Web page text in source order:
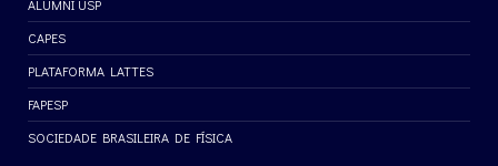
ALUMNI USP
CAPES
PLATAFORMA LATTES
FAPESP
SOCIEDADE BRASILEIRA DE FÍSICA